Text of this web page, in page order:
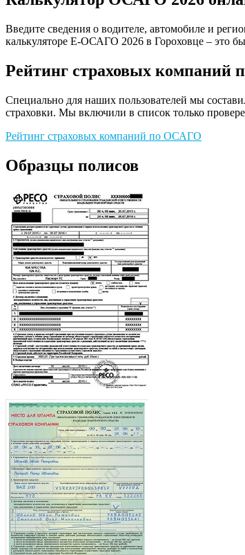
Введите сведения о водителе, автомобиле и
калькуляторе Е-ОСАГО 2026 в Гороховце – это
Рейтинг страховых компаний
Специально для наших пользователей мы
страховки. Мы включили в список только
Рейтинг страховых компаний по ОСАГО
Образцы полисов